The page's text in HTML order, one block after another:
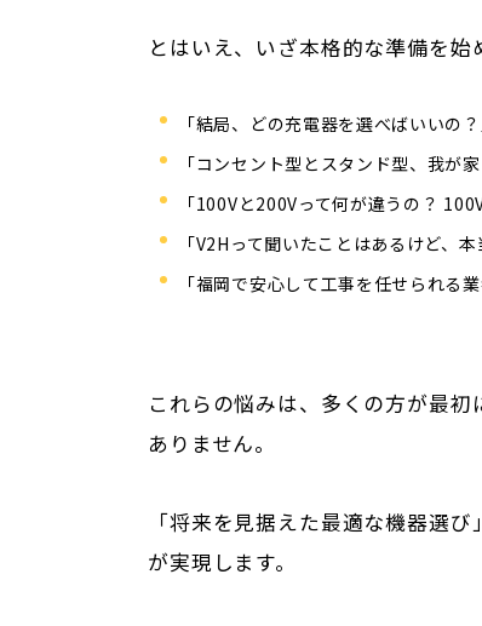
とはいえ、いざ本格的な準備を
「結局、どの充電器を選べばいいの？
「コンセント型とスタンド型、我が
「100Vと200Vって何が違うの？
「V2Hって聞いたことはあるけど、本
「福岡で安心して工事を任せられる業
これらの悩みは、多くの方が最
ありません。
「将来を見据えた最適な機器選
が実現します。